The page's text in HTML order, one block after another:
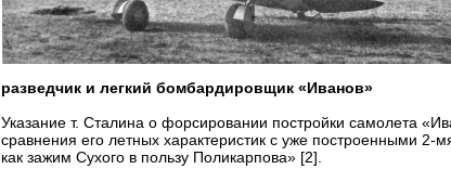
разведчик и легкий бомбардировщик «Иванов»
Указание т. Сталина о форсировании постройки самолета
сравнения его летных характеристик с уже построенными
как зажим Сухого в пользу Поликарпова» [2].